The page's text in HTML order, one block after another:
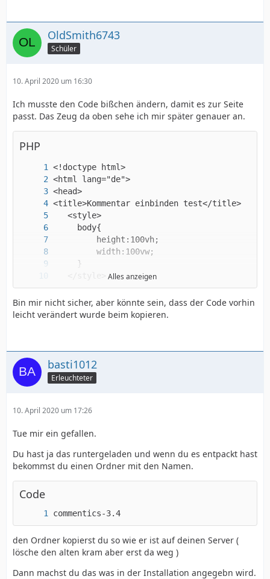
OldSmith6743
Schüler
10. April 2020 um 16:30
Ich musste den Code bißchen ändern, damit es zur Seite
passt. Das Zeug da oben sehe ich mir später genauer an.
PHP
</html
Alles anzeigen
Bin mir nicht sicher, aber könnte sein, dass der Code vorhin
leicht verändert wurde beim kopieren.
basti1012
Erleuchteter
10. April 2020 um 17:26
Tue mir ein gefallen.
Du hast ja das runtergeladen und wenn du es entpackt hast
bekommst du einen Ordner mit den Namen.
Code
commentics-3.4
den Ordner kopierst du so wie er ist auf deinen Server (
lösche den alten kram aber erst da weg )
Dann machst du das was in der Installation angegebn wird.